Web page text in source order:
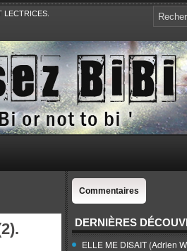
LECTRICES.
Revue de presse et de blogs.
Commentaires
DERNIÈRES
ELLE ME DISAIT (Adrien